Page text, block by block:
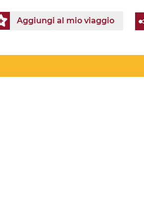
Aggiungi al mio viaggio